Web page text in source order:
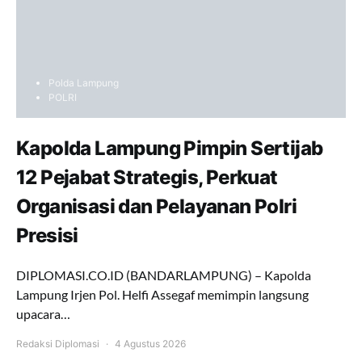
Polda Lampung
POLRI
Kapolda Lampung Pimpin Sertijab
12 Pejabat Strategis, Perkuat
Organisasi dan Pelayanan Polri
Presisi
DIPLOMASI.CO.ID (BANDARLAMPUNG) – Kapolda
Lampung Irjen Pol. Helfi Assegaf memimpin langsung
upacara…
Redaksi Diplomasi 4 Agustus 2026